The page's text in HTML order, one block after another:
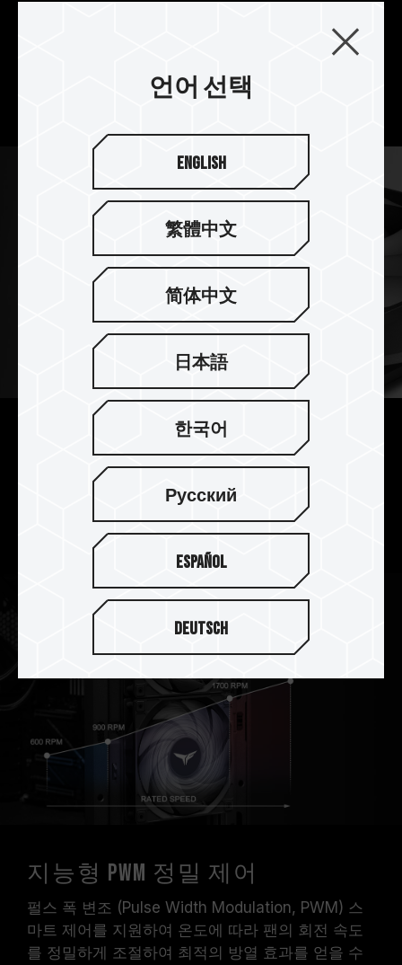
베어링을 사용하고, 완전 밀폐형 설계로 미세 이물
질 및 윤활유의 누출을 방지하고, 고속 모터가 안정
적으로 작동하고 쿨링 팬의 최상의 내구성을 발휘합
고안정성 진동 댐퍼
특수 정밀 댐핑 설계로 진동과 소음을 줄이고, 효율
적이고 조용한 작동을 장시간 유지하여 최상의 안정
성을 보장합니다.
지능형 PWM 정밀 제어
펄스 폭 변조 (Pulse Width Modulation, PWM) 스
마트 제어를 지원하여 온도에 따라 팬의 회전 속도
를 정밀하게 조절하여 최적의 방열 효과를 얻을 수
언어 선택
English
繁體中文
简体中文
日本語
한국어
Русский
Español
Deutsch